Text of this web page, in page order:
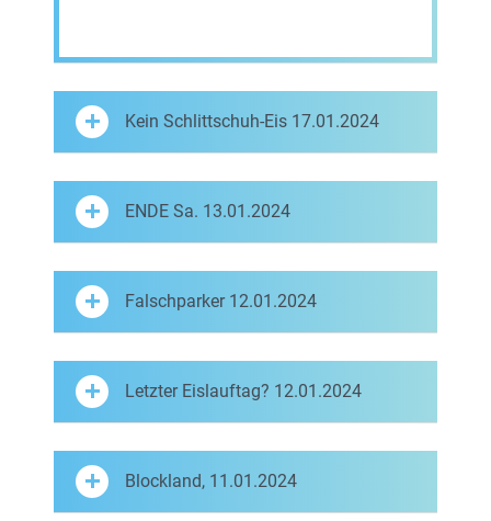
Kein Schlittschuh-Eis 17.01.2024
ENDE Sa. 13.01.2024
Falschparker 12.01.2024
Letzter Eislauftag? 12.01.2024
Blockland, 11.01.2024